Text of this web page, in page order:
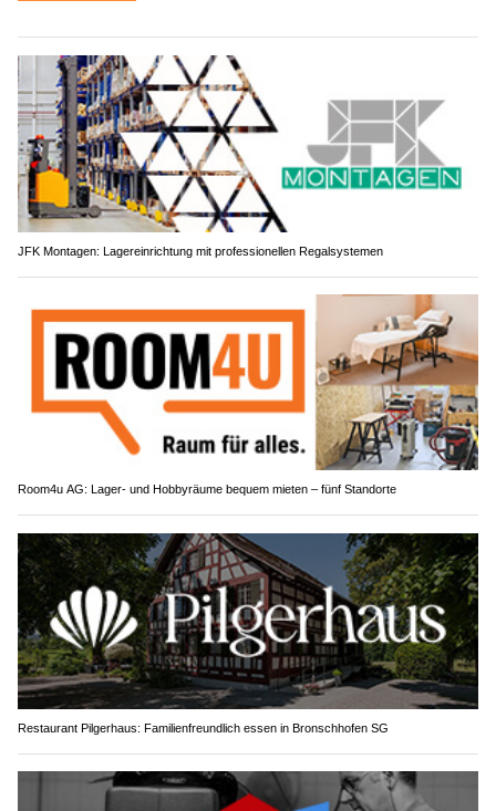
JFK Montagen: Lagereinrichtung mit professionellen Regalsystemen
Room4u AG: Lager- und Hobbyräume bequem mieten – fünf Standorte
Restaurant Pilgerhaus: Familienfreundlich essen in Bronschhofen SG